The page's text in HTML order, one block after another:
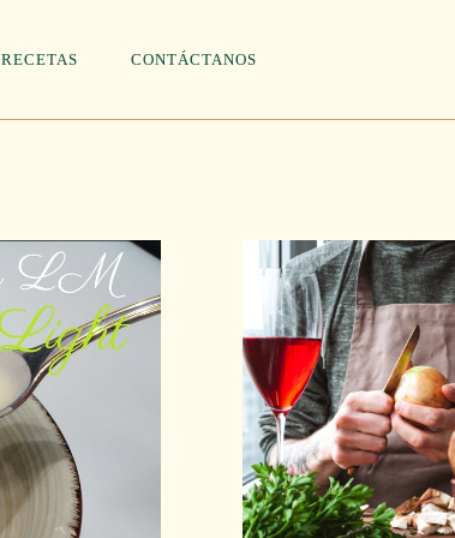
RECETAS CONTÁCTANOS